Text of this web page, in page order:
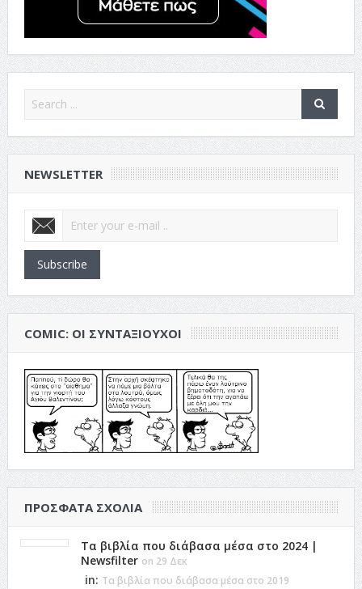
NEWSLETTER
Subscribe
COMIC: ΟΙ ΣΥΝΤΑΞΙΟΎΧΟΙ
ΠΡΌΣΦΑΤΑ ΣΧΌΛΙΑ
Τα βιβλία που διάβασα μέσα στο 2024 |
Newsfilter on 29 Δεκ
in: Τα βιβλία που διάβασα μέσα στο 2019